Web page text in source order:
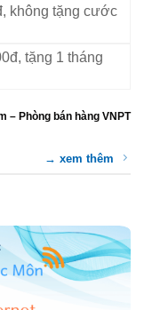
không tặng cước
tặng 1 tháng
– Phòng bán hàng VNPT
→ xem thêm